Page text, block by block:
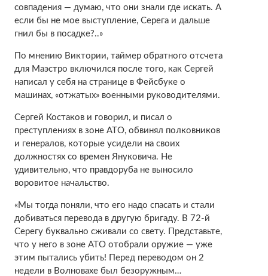
совпадения — думаю, что они знали где искать. А
если бы не мое выступление, Серега и дальше
гнил бы в посадке?..»
По мнению Виктории, таймер обратного отсчета
для Маэстро включился после того, как Сергей
написал у себя на странице в Фейсбуке о
машинах, «отжатых» военными руководителями.
Сергей Костаков и говорил, и писал о
преступлениях в зоне АТО, обвинял полковников
и генералов, которые усидели на своих
должностях со времен Януковича. Не
удивительно, что правдоруба не выносило
воровитое начальство.
«Мы тогда поняли, что его надо спасать и стали
добиваться перевода в другую бригаду. В 72-й
Серегу буквально сживали со свету. Представьте,
что у него в зоне АТО отобрали оружие — уже
этим пытались убить! Перед переводом он 2
недели в Волновахе был безоружным…